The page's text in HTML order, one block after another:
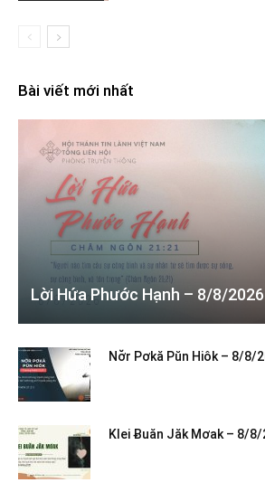
Bài viết mới nhất
Lời Hứa Phước Hạnh – 8/8/2026
Nơ̆r Pơkă Pŭn Hiôk – 8/8/
Klei Ƀuăn Jăk Mơak – 8/8/